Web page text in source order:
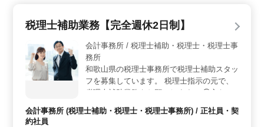
ス、食事の介助など、利用者様の生活を支える様々な業
務を行います。また、レクリエーションや相談対応も重
要な役割です。経験を活かし、利用者様とのコミュニケ
ーションを大切にすることが求められます。 ＜魅力
的な待遇＞ マイカー通勤可、交通費支給、社会保険完
備など、働きやすい環境が整っています。さらに、年収
も魅力的です。長期間勤務が可能で、安定したキャリア
を築くことができます。
税理士補助業務【完全週休2日制】
会計事務所 / 税理士補助・税理士・税理士事
務所
和歌山県の税理士事務所で税理士補助スタッ
フを募集しています。 税理士指示の元で、
税理士補助業務をお願いします。 ◯主な業
務内容 ・顧問先巡回業務（会計処理指導、
会計監査） ・法人及び個人の税務会計業務
会計事務所 (税理士補助・税理士・税理士事務所) / 正社員・契
約社員